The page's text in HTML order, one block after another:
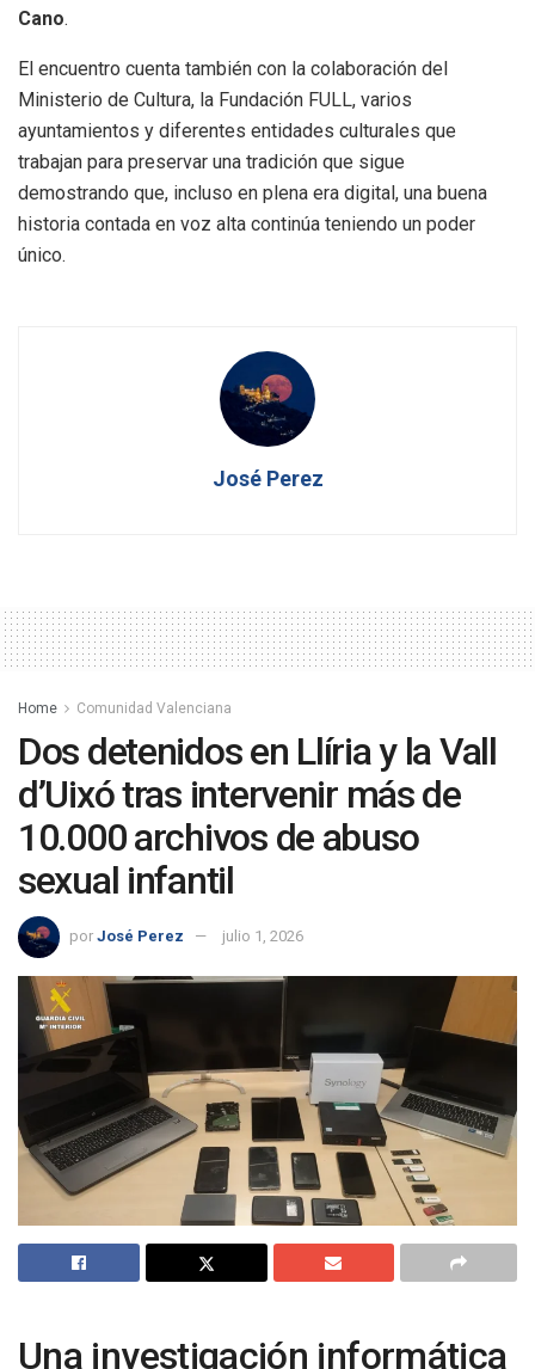
Cano.
El encuentro cuenta también con la colaboración del
Ministerio de Cultura, la Fundación FULL, varios
ayuntamientos y diferentes entidades culturales que
trabajan para preservar una tradición que sigue
demostrando que, incluso en plena era digital, una buena
historia contada en voz alta continúa teniendo un poder
único.
José Perez
Home Comunidad Valenciana
Dos detenidos en Llíria y la Vall
d’Uixó tras intervenir más de
10.000 archivos de abuso
sexual infantil
por José Perez julio 1, 2026
Una investigación informática